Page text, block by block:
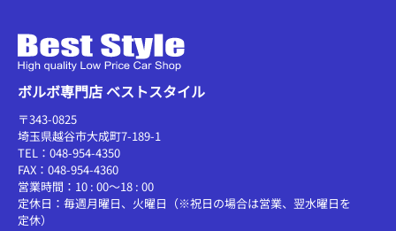
ボルボ専門店 ベストスタイル
〒343-0825
埼玉県越谷市大成町7-189-1
TEL：048-954-4350
FAX：048-954-4360
営業時間：10 : 00～18 : 00
定休日：毎週月曜日、火曜日（※祝日の場合は営業、翌水曜日を
定休）